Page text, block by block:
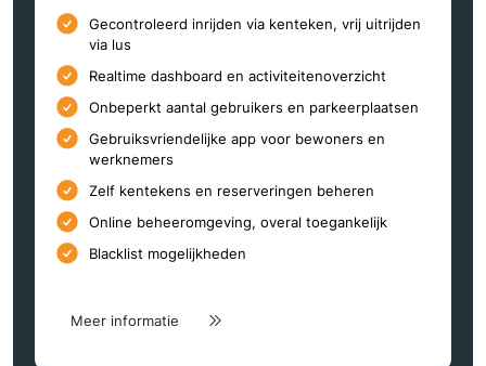
Gecontroleerd inrijden via kenteken, vrij uitrijden
via lus
Realtime dashboard en activiteitenoverzicht
Onbeperkt aantal gebruikers en parkeerplaatsen
Gebruiksvriendelijke app voor bewoners en
werknemers
Zelf kentekens en reserveringen beheren
Online beheeromgeving, overal toegankelijk
Blacklist mogelijkheden
Meer informatie